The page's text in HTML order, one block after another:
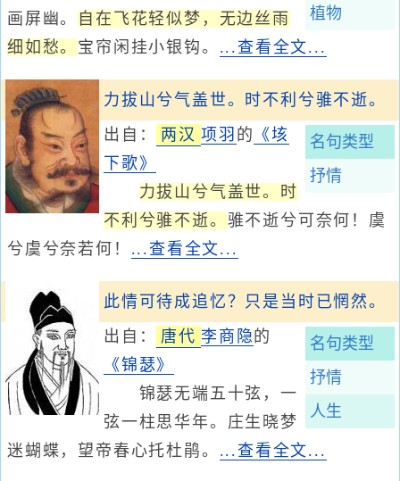
植物
画屏幽。
自在飞花轻似梦，无边丝雨
细如愁。 宝帘闲挂小银钩。 ...查看全文...
力拔山兮气盖世。时不利兮骓不逝。
名句类型
抒情
出自： 两汉 项羽 的 《垓
下歌》
力拔山兮气盖世。时
不利兮骓不逝。 骓不逝兮可奈何！虞
兮虞兮奈若何！ ...查看全文...
此情可待成追忆？只是当时已惘然。
名句类型
抒情
人生
出自： 唐代 李商隐 的
《锦瑟》
锦瑟无端五十弦，一
弦一柱思华年。庄生晓梦
迷蝴蝶，望帝春心托杜鹃。 ...查看全文...